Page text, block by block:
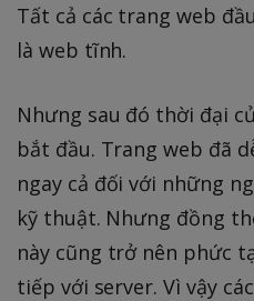
Tất cả các trang web
là web tĩnh.
Nhưng sau đó thời đại
bắt đầu. Trang web đã
ngay cả đối với những
kỹ thuật. Nhưng đồng
này cũng trở nên phức
tiếp với server. Vì vậy